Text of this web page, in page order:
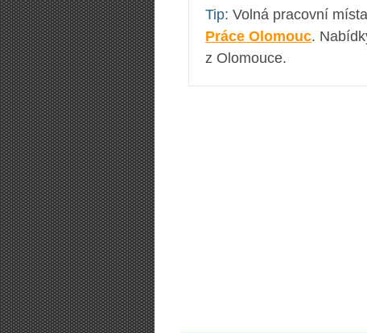
Tip: Volná pracovní
Práce Olomouc.
z Olomouce.